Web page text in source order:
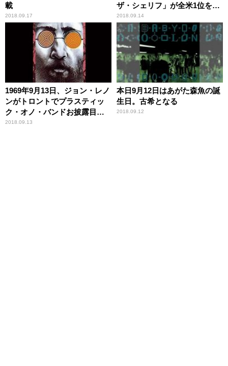
載
2018.09.17
ザ・シェリフ」が全米1位を記
録
2018.09.14
1969年9月13日、ジョン・レノ
ンがトロントでプラスティッ
ク・オノ・バンドお披露目ラ
イヴ
2018.09.13
本日9月12日はあがた森魚の誕
生日。古希となる
2018.09.12